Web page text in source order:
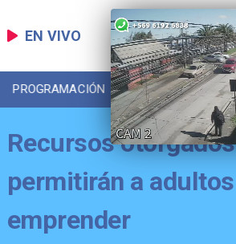
EN VIVO
PROGRAMACIÓN LOCAL
Recursos
permitirán a
emprender